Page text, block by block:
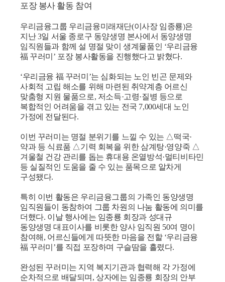
포장 봉사 활동 참여
우리금융그룹 우리금융미래재단(이사장 임종룡)은
지난3일 서울 종로구 동양생명 본사에서 동양생명
임직원들과 함께 설 명절 맞이 생계물품인 ‘우리금융
福 꾸러미 ’ 포장 봉사활동을 진행했다고 밝혔다.
‘우리금융 福 꾸러미 ’는 심화되는 노인 빈곤 문제와
사회적 고립 해소를 위해 마련된 취약계층 어르신
맞춤형 지원 물품으로, 저소득·고령·질병 등으로
복합적인 어려움을 겪고 있는 전국 7,000세대 노인
가정에 전달된다.
이번 꾸러미는 명절 분위기를 느낄 수 있는 △떡국·
약과 등 식료품 △기력 회복을 위한 삼계탕·영양죽 △
겨울철 건강 관리를 돕는 휴대용 온열방석·멀티비타민
등 실질적인 도움을 줄 수 있는 품목으로 알차게
구성됐다.
특히 이번 활동은 우리금융그룹의 가족인 동양생명
임직원들이 동참하여 그룹 차원의 나눔 활동에 의미를
더했다. 이날 행사에는 임종룡 회장과 성대규
동양생명 대표이사를 비롯한 양사 임직원 50여 명이
참여해 , 어르신들에게 따뜻한 마음을 전할 ‘우리금융
福 꾸러미 ’를 직접 포장하며 구슬땀을 흘렸다.
완성된 꾸러미는 지역 복지기관과 협력해 각 가정에
순차적으로 배달되며 , 상자에는 임종룡 회장의 안부